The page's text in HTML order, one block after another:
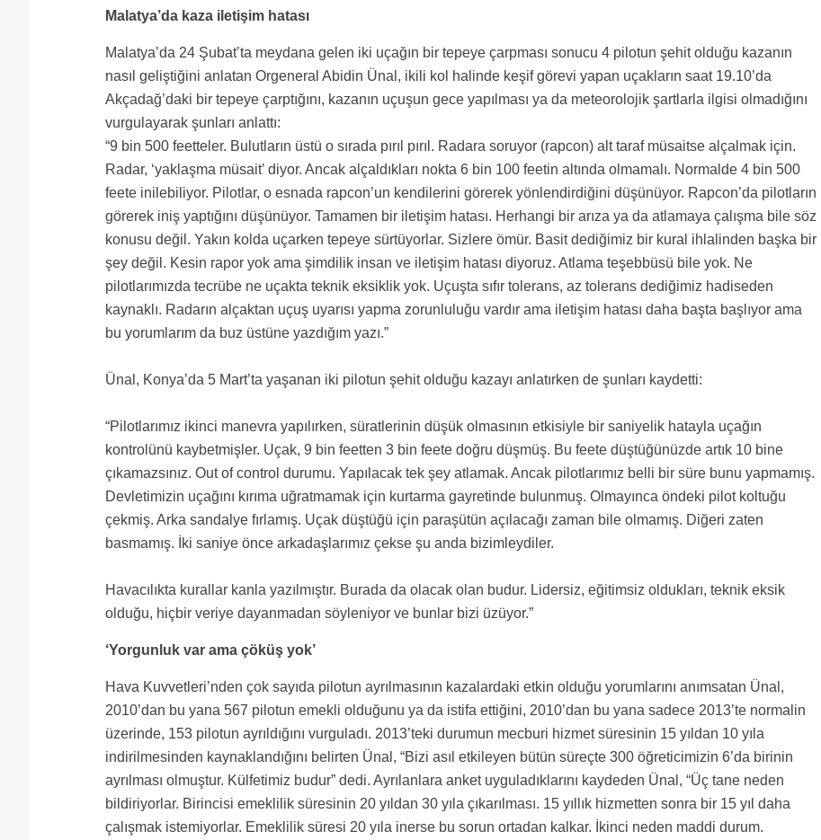
Malatya’da kaza iletişim hatası
Malatya’da 24 Şubat’ta meydana gelen iki uçağın bir tepeye çarpması sonucu 4 pilotun şehit olduğu kazanın
nasıl geliştiğini anlatan Orgeneral Abidin Ünal, ikili kol halinde keşif görevi yapan uçakların saat 19.10’da
Akçadağ’daki bir tepeye çarptığını, kazanın uçuşun gece yapılması ya da meteorolojik şartlarla ilgisi olmadığını
vurgulayarak şunları anlattı:
“9 bin 500 feetteler. Bulutların üstü o sırada pırıl pırıl. Radara soruyor (rapcon) alt taraf müsaitse alçalmak için.
Radar, ‘yaklaşma müsait’ diyor. Ancak alçaldıkları nokta 6 bin 100 feetin altında olmamalı. Normalde 4 bin 500
feete inilebiliyor. Pilotlar, o esnada rapcon’un kendilerini görerek yönlendirdiğini düşünüyor. Rapcon’da pilotların
görerek iniş yaptığını düşünüyor. Tamamen bir iletişim hatası. Herhangi bir arıza ya da atlamaya çalışma bile söz
konusu değil. Yakın kolda uçarken tepeye sürtüyorlar. Sizlere ömür. Basit dediğimiz bir kural ihlalinden başka bir
şey değil. Kesin rapor yok ama şimdilik insan ve iletişim hatası diyoruz. Atlama teşebbüsü bile yok. Ne
pilotlarımızda tecrübe ne uçakta teknik eksiklik yok. Uçuşta sıfır tolerans, az tolerans dediğimiz hadiseden
kaynaklı. Radarın alçaktan uçuş uyarısı yapma zorunluluğu vardır ama iletişim hatası daha başta başlıyor ama
bu yorumlarım da buz üstüne yazdığım yazı.”
Ünal, Konya’da 5 Mart’ta yaşanan iki pilotun şehit olduğu kazayı anlatırken de şunları kaydetti:
“Pilotlarımız ikinci manevra yapılırken, süratlerinin düşük olmasının etkisiyle bir saniyelik hatayla uçağın
kontrolünü kaybetmişler. Uçak, 9 bin feetten 3 bin feete doğru düşmüş. Bu feete düştüğünüzde artık 10 bine
çıkamazsınız. Out of control durumu. Yapılacak tek şey atlamak. Ancak pilotlarımız belli bir süre bunu yapmamış.
Devletimizin uçağını kırıma uğratmamak için kurtarma gayretinde bulunmuş. Olmayınca öndeki pilot koltuğu
çekmiş. Arka sandalye fırlamış. Uçak düştüğü için paraşütün açılacağı zaman bile olmamış. Diğeri zaten
basmamış. İki saniye önce arkadaşlarımız çekse şu anda bizimleydiler.
Havacılıkta kurallar kanla yazılmıştır. Burada da olacak olan budur. Lidersiz, eğitimsiz oldukları, teknik eksik
olduğu, hiçbir veriye dayanmadan söyleniyor ve bunlar bizi üzüyor.”
‘Yorgunluk var ama çöküş yok’
Hava Kuvvetleri’nden çok sayıda pilotun ayrılmasının kazalardaki etkin olduğu yorumlarını anımsatan Ünal,
2010’dan bu yana 567 pilotun emekli olduğunu ya da istifa ettiğini, 2010’dan bu yana sadece 2013’te normalin
üzerinde, 153 pilotun ayrıldığını vurguladı. 2013’teki durumun mecburi hizmet süresinin 15 yıldan 10 yıla
indirilmesinden kaynaklandığını belirten Ünal, “Bizi asıl etkileyen bütün süreçte 300 öğreticimizin 6’da birinin
ayrılması olmuştur. Külfetimiz budur” dedi. Ayrılanlara anket uyguladıklarını kaydeden Ünal, “Üç tane neden
bildiriyorlar. Birincisi emeklilik süresinin 20 yıldan 30 yıla çıkarılması. 15 yıllık hizmetten sonra bir 15 yıl daha
çalışmak istemiyorlar. Emeklilik süresi 20 yıla inerse bu sorun ortadan kalkar. İkinci neden maddi durum.